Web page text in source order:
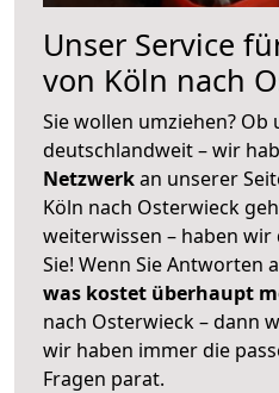
Unser Service
von Köln nach
Sie wollen umziehen? Ob
deutschlandweit – wir
Netzwerkan unserer
Köln nach Osterwieck
weiterwissen – haben
Sie! Wenn Sie Antworten
was kostet überhaupt
nach Osterwieck – dann
wir haben immer die
Fragen parat.